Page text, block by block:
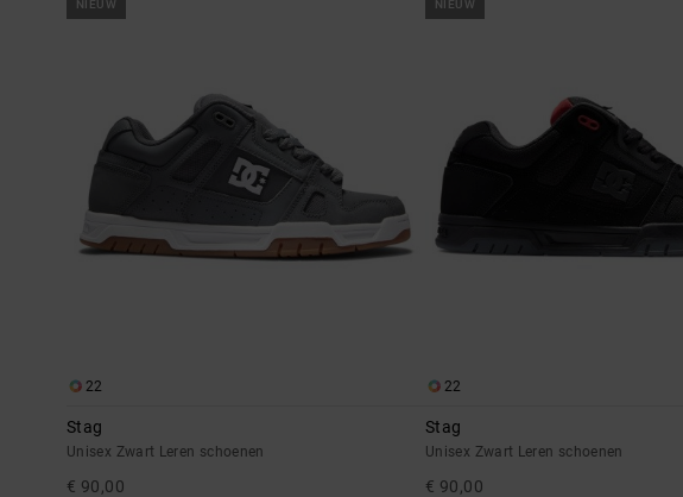
NIEUW
22
Stag
Unisex Zwart Leren schoenen
€ 90,00
NIEUW
22
Stag
Unisex Zwart Leren schoenen
€ 90,00